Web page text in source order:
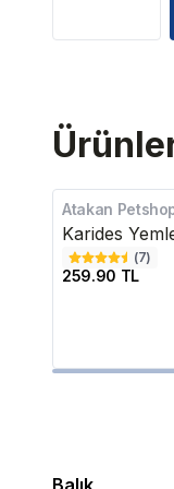
Atakan
Karides
(7)
259.90 TL
Balık